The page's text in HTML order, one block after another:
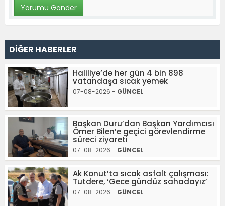
DİĞER HABERLER
Haliliye’de her gün 4 bin 898
vatandaşa sıcak yemek
07-08-2026 - GÜNCEL
Başkan Duru’dan Başkan Yardımcısı
Ömer Bilen’e geçici görevlendirme
süreci ziyareti
07-08-2026 - GÜNCEL
Ak Konut’ta sıcak asfalt çalışması:
Tutdere, ‘Gece gündüz sahadayız’
07-08-2026 - GÜNCEL